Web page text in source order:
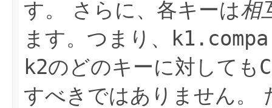
す。
さらに、各キーは相
ます。つまり、
k2のどのキーに対しても
すべきではありません。